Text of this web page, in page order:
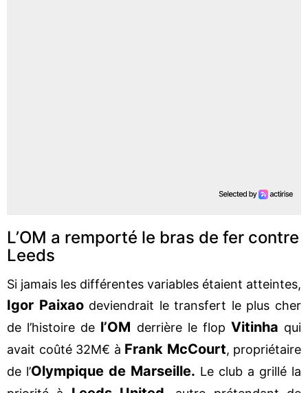
L’OM a remporté le bras de fer contre
Leeds
Si jamais les différentes variables étaient atteintes,
Igor Paixao deviendrait le transfert le plus cher
de l’histoire de l’OM derrière le flop Vitinha qui
avait coûté 32M€ à Frank McCourt, propriétaire
de l’Olympique de Marseille. Le club a grillé la